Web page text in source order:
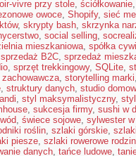
vivre przy stole, ściółkowanie,
owoce, Shopify, sieć
, skrypty bash, skrzynka
, social selling,
mieszkaniowa, spółka
sprzedaż B2C, sprzedaż
, sprzęt trekkingowy, SQLite,
, storytelling marki,
, struktury danych, studio
, styl maksymalistyczny,
, sukcesja firmy, sushi w
, świece sojowe, sylwester
roślin, szlaki górskie,
piesze, szlaki rowerowe
danych, tańce ludowe,